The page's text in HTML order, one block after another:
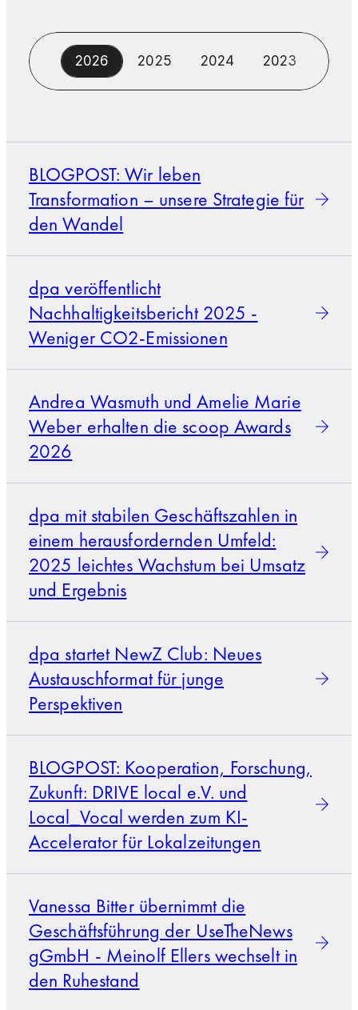
2026 2025 2024 2023 2022
BLOGPOST: Wir leben
Transformation – unsere Strategie für
den Wandel
dpa veröffentlicht
Nachhaltigkeitsbericht 2025 -
Weniger CO2-Emissionen
Andrea Wasmuth und Amelie Marie
Weber erhalten die scoop Awards
2026
dpa mit stabilen Geschäftszahlen in
einem herausfordernden Umfeld:
2025 leichtes Wachstum bei Umsatz
und Ergebnis
dpa startet NewZ Club: Neues
Austauschformat für junge
Perspektiven
BLOGPOST: Kooperation, Forschung,
Zukunft: DRIVE local e.V. und
Local_Vocal werden zum KI-
Accelerator für Lokalzeitungen
Vanessa Bitter übernimmt die
Geschäftsführung der UseTheNews
gGmbH - Meinolf Ellers wechselt in
den Ruhestand